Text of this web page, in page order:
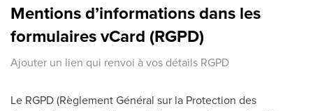
Mentions d’informations dans les
formulaires vCard (RGPD)
Ajouter un lien qui renvoi à vos détails RGPD
Le RGPD (Règlement Général sur la Protection des